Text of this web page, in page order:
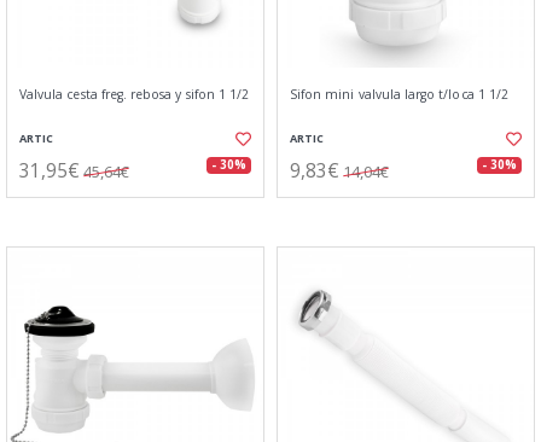
Valvula cesta freg. rebosa y sifon 1 1/2
ARTIC
31,95€ 45,64€ - 30%
Sifon mini valvula largo t/loca 1 1/2
ARTIC
9,83€ 14,04€ - 30%